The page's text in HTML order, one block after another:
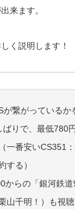
来ます。
く説明します！
が繋がっているか
ばりで、最低780
一番安いCS351
する）
からの「銀河鉄
山千明！）も視聴